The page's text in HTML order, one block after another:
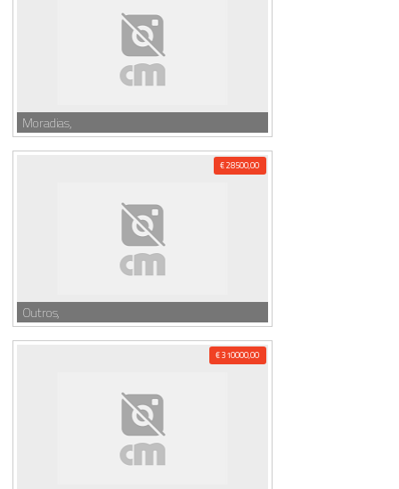
Moradias,
€ 28500,00
Outros,
€ 310000,00